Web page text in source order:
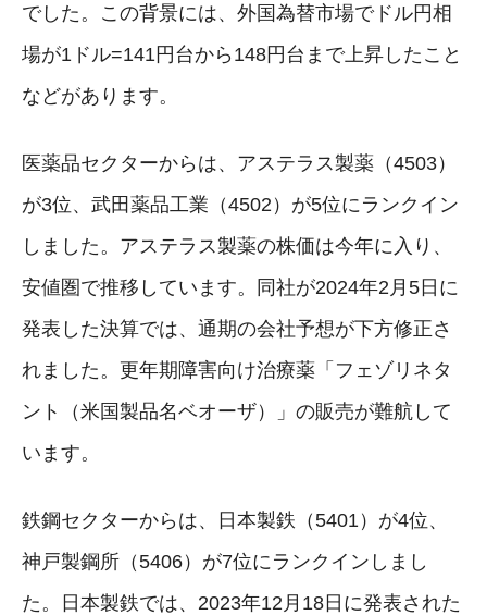
でした。この背景には、外国為替市場でドル円相
場が1ドル=141円台から148円台まで上昇したこと
などがあります。
医薬品セクターからは、アステラス製薬（4503）
が3位、武田薬品工業（4502）が5位にランクイン
しました。アステラス製薬の株価は今年に入り、
安値圏で推移しています。同社が2024年2月5日に
発表した決算では、通期の会社予想が下方修正さ
れました。更年期障害向け治療薬「フェゾリネタ
ント（米国製品名ベオーザ）」の販売が難航して
います。
鉄鋼セクターからは、日本製鉄（5401）が4位、
神戸製鋼所（5406）が7位にランクインしまし
た。日本製鉄では、2023年12月18日に発表された